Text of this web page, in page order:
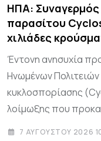
ΗΠΑ: Συναγερμός
παρασίτου
χιλιάδες
Έντονη ανησυχία
Ηνωμένων
κυκλοσπορίασης
λοίμωξης που
7 ΑΥΓΟΎΣΤΟΥ 2026